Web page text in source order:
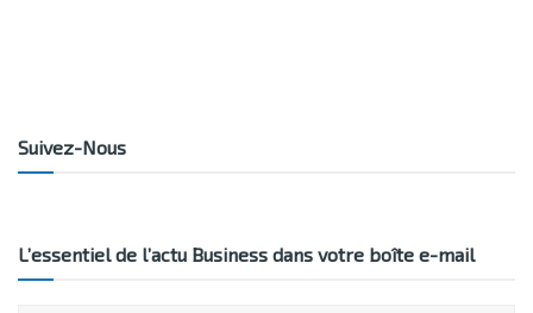
Suivez-Nous
L’essentiel de l’actu Business dans votre boîte e-mail